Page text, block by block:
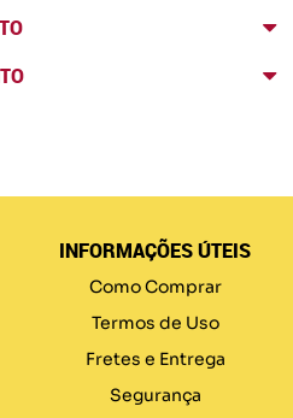
INFORMAÇÕES ÚTEIS
Como Comprar
Termos de Uso
Fretes e Entrega
Segurança